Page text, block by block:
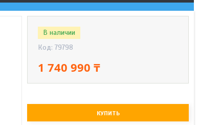
В наличии
Код: 79798
1 740 990 ₸
КУПИТЬ